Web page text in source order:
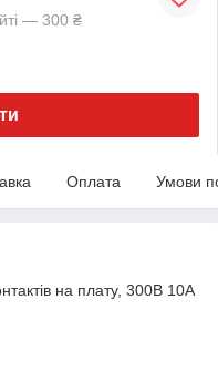
— 300 ₴
Оплата Умови
на плату, 300В 10A